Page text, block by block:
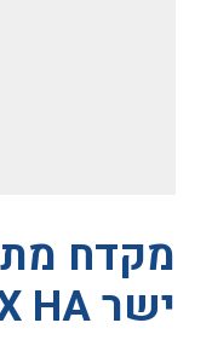
ישר HOLEX HA